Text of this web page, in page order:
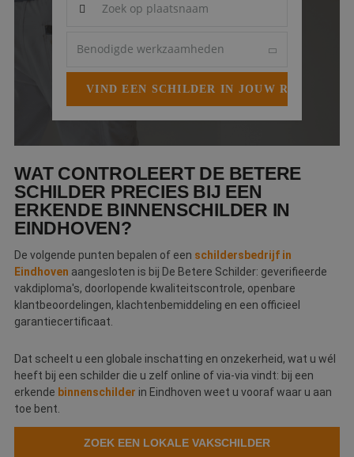
WAT CONTROLEERT DE BETERE
SCHILDER PRECIES BIJ EEN
ERKENDE BINNENSCHILDER IN
EINDHOVEN?
De volgende punten bepalen of een schildersbedrijf in
Eindhoven aangesloten is bij De Betere Schilder: geverifieerde
vakdiploma's, doorlopende kwaliteitscontrole, openbare
klantbeoordelingen, klachtenbemiddeling en een officieel
garantiecertificaat.
Dat scheelt u een globale inschatting en onzekerheid, wat u wél
heeft bij een schilder die u zelf online of via-via vindt: bij een
erkende binnenschilder in Eindhoven weet u vooraf waar u aan
toe bent.
ZOEK EEN LOKALE VAKSCHILDER